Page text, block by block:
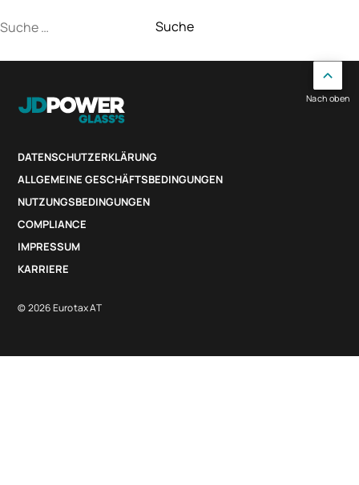
Suche
DATENSCHUTZERKLÄRUNG
ALLGEMEINE GESCHÄFTSBEDINGUNGEN
NUTZUNGSBEDINGUNGEN
COMPLIANCE
IMPRESSUM
KARRIERE
© 2026 Eurotax AT
Nach oben